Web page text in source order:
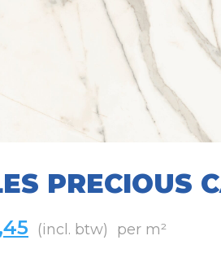
PRECIOUS
Huidige
(incl. btw) per m²